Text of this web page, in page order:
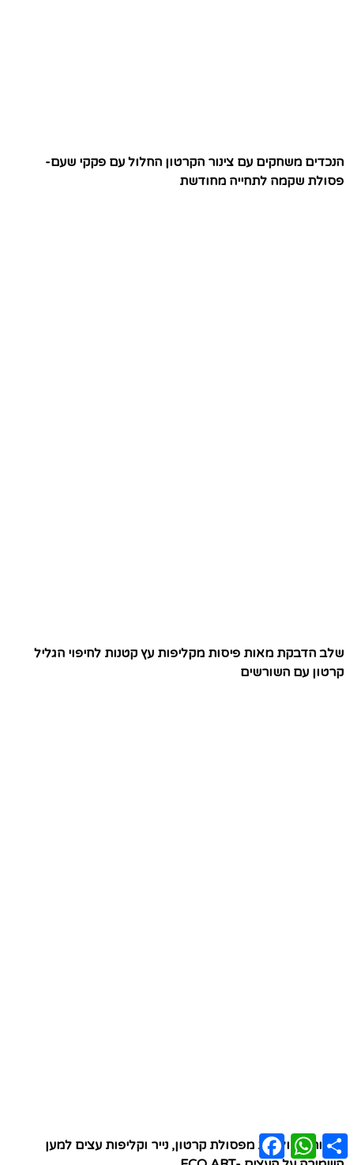
הנכדים משחקים עם צינור הקרטון החלול עם פקקי שעם-
פסולת שקמה לתחייה מחודשת
שלב הדבקת מאות פיסות מקליפות עץ קטנות לחיפוי הגליל
קרטון עם השורשים
אמנות אקולוגית מפסולת קרטון, נייר וקליפות עצים למען
Facebook
WhatsAppShare